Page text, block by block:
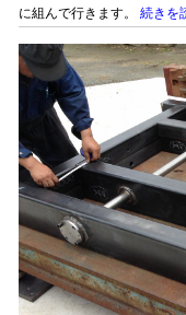
に組んで行きます。 続きを